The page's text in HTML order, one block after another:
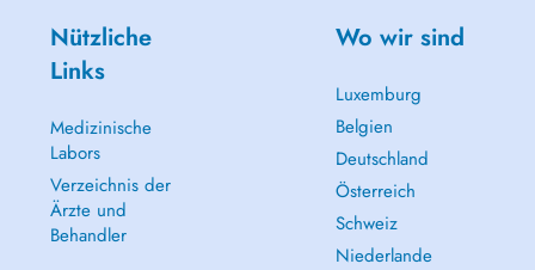
Nützliche
Links
Medizinische
Labors
Verzeichnis der
Ärzte und
Behandler
Wo wir sind
Luxemburg
Belgien
Deutschland
Österreich
Schweiz
Niederlande